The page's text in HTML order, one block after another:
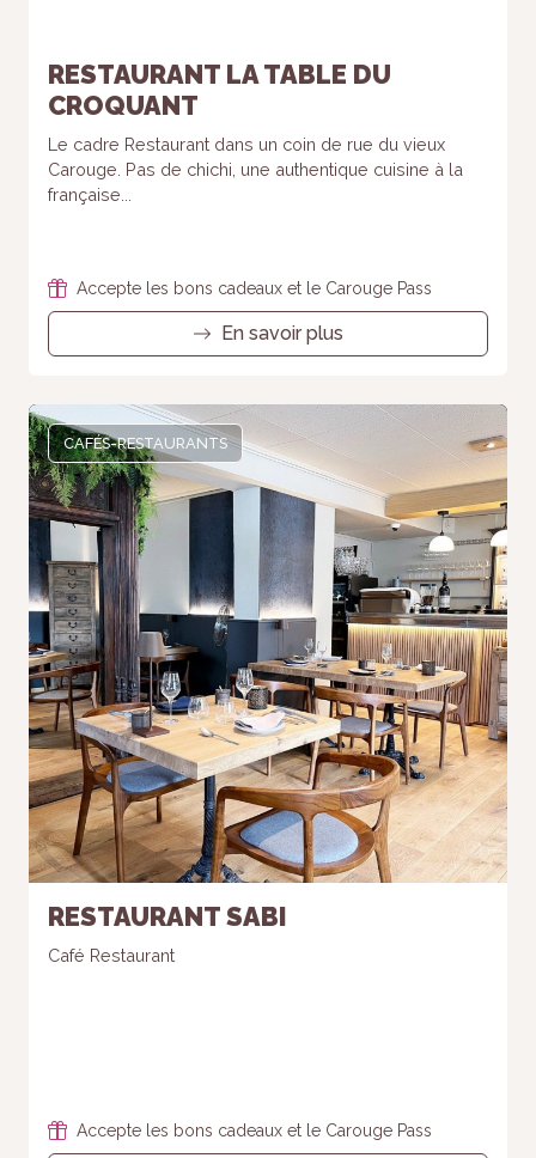
RESTAURANT LA TABLE DU
CROQUANT
Le cadre Restaurant dans un coin de rue du vieux
Carouge. Pas de chichi, une authentique cuisine à la
française...
Accepte les bons cadeaux et le Carouge Pass
En savoir plus
CAFÉS-RESTAURANTS
RESTAURANT SABI
Café Restaurant
Accepte les bons cadeaux et le Carouge Pass